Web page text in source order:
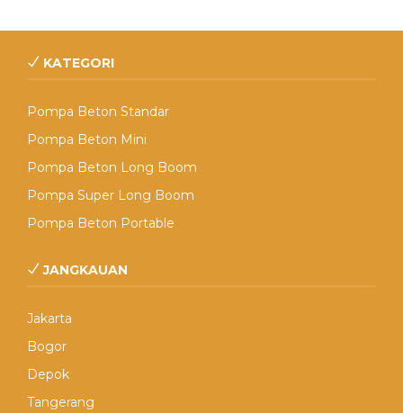
KATEGORI
Pompa Beton Standar
Pompa Beton Mini
Pompa Beton Long Boom
Pompa Super Long Boom
Pompa Beton Portable
JANGKAUAN
Jakarta
Bogor
Depok
Tangerang